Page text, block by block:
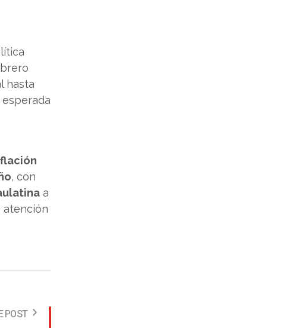
hasta
, con
a
atención
POST